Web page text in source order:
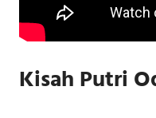
Kisah Putri